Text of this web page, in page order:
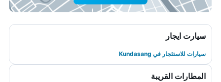
سيارت ايجار
سيارات للاستئجار في Kundasang
المطارات القريبة